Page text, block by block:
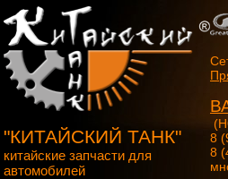
"КИТАЙСКИЙ ТАНК"
китайские запчасти для
автомобилей
8
8